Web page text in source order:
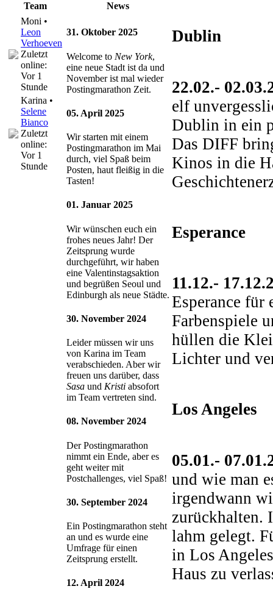
Team
News
Moni •
Leon
Verhoeven
Zuletzt
online:
Vor 1
Stunde
Karina •
Selene
Bianco
Zuletzt
online:
Vor 1
Stunde
31. Oktober 2025
Welcome to New York,
eine neue Stadt ist da und
November ist mal wieder
Postingmarathon Zeit.
05. April 2025
Wir starten mit einem
Postingmarathon im Mai
durch, viel Spaß beim
Posten, haut fleißig in die
Tasten!
01. Januar 2025
Wir wünschen euch ein
frohes neues Jahr! Der
Zeitsprung wurde
durchgeführt, wir haben
eine Valentinstagsaktion
und begrüßen Seoul und
Edinburgh als neue Städte.
30. November 2024
Leider müssen wir uns
von Karina im Team
verabschieden. Aber wir
freuen uns darüber, dass
Sasa und Kristi absofort
im Team vertreten sind.
08. November 2024
Der Postingmarathon
nimmt ein Ende, aber es
geht weiter mit
Postchallenges, viel Spaß!
30. September 2024
Ein Postingmarathon steht
an und es wurde eine
Umfrage für einen
Zeitsprung erstellt.
12. April 2024
Dublin
22.02.-
elf
Dublin in ein
Das DIFF
Kinos in die
Esperance
11.12.-
Esperance für
Farbenspiele
hüllen die
Lichter und
Los Angeles
05.01.-
und wie man
irgendwann
zurückhalten.
lahm gelegt.
in Los
Haus zu